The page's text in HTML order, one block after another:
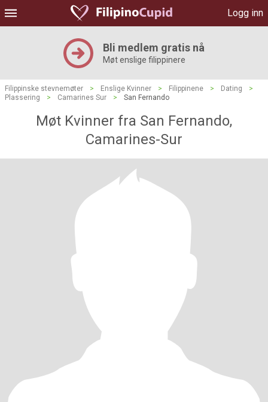
Logg inn
Bli medlem gratis nå
Møt enslige filippinere
Filippinske stevnemøter > Enslige Kvinner > Filippinene > Dating
>
Plassering
> Camarines Sur > San Fernando
Møt Kvinner fra San Fernando,
Camarines-Sur